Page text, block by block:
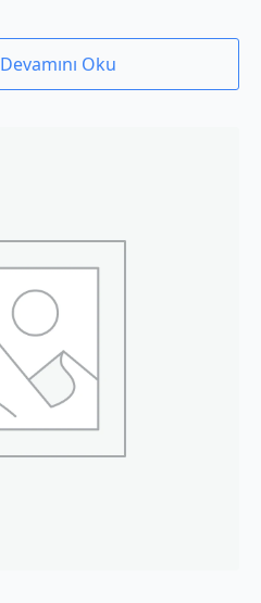
Devamını Oku